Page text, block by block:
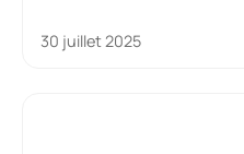
30 juillet 2025